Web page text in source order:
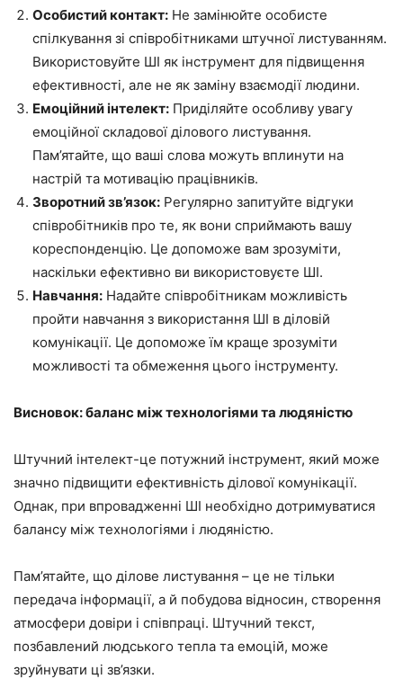
Особистий контакт: Не замінюйте особисте
спілкування зі співробітниками штучної листуванням.
Використовуйте ШІ як інструмент для підвищення
ефективності, але не як заміну взаємодії людини.
Емоційний інтелект: Приділяйте особливу увагу
емоційної складової ділового листування.
Пам’ятайте, що ваші слова можуть вплинути на
настрій та мотивацію працівників.
Зворотний зв’язок: Регулярно запитуйте відгуки
співробітників про те, як вони сприймають вашу
кореспонденцію. Це допоможе вам зрозуміти,
наскільки ефективно ви використовуєте ШІ.
Навчання: Надайте співробітникам можливість
пройти навчання з використання ШІ в діловій
комунікації. Це допоможе їм краще зрозуміти
можливості та обмеження цього інструменту.
Висновок: баланс між технологіями та людяністю
Штучний інтелект-це потужний інструмент, який може
значно підвищити ефективність ділової комунікації.
Однак, при впровадженні ШІ необхідно дотримуватися
балансу між технологіями і людяністю.
Пам’ятайте, що ділове листування – це не тільки
передача інформації, а й побудова відносин, створення
атмосфери довіри і співпраці. Штучний текст,
позбавлений людського тепла та емоцій, може
зруйнувати ці зв’язки.